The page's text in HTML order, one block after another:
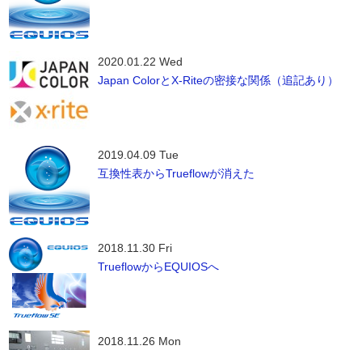
2020.01.22 Wed
Japan ColorとX-Riteの密接な関係（追記あり）
2019.04.09 Tue
互換性表からTrueflowが消えた
2018.11.30 Fri
TrueflowからEQUIOSへ
2018.11.26 Mon